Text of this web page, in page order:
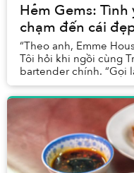
Hẻm Gems:
chạm đến cái
“Theo anh, Emme
Tôi hỏi khi ngồi cùng
bartender chính. “Gọi
chưa đủ,” Dũng đáp.